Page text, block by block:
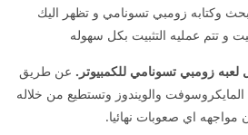
وكتابه زومبي تسونامي و تظهر اليك
و تتم عمليه التثبيت بكل سهوله
لعبه زومبي تسونامي للكمبيوتر. عن طريق
المايكروسوفت والويندوز وتستطيع من خلاله
مواجهه اي صعوبات نهائيا.